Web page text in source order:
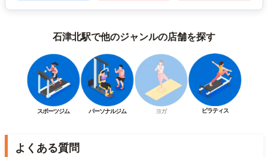
石津北駅で他のジャンルの店舗を探す
スポーツジム パーソナルジム ヨガ ピラティス
よくある質問